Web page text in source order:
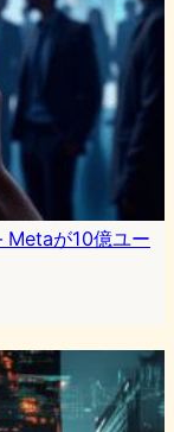
Metaが10億ユー